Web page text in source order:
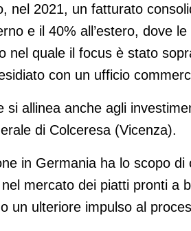
nel 2021, un fatturato
e il 40% all’estero, dove
nel quale il focus è stato
con un ufficio
si allinea anche agli
di Colceresa (Vicenza).
in Germania ha lo scopo
nel mercato dei piatti pronti a
un ulteriore impulso al